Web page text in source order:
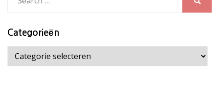
for:
Categorieën
Categorieën